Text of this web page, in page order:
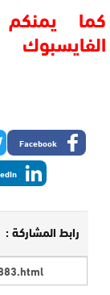
كما
الفايسبوك
Facebook
رابط المشاركة :